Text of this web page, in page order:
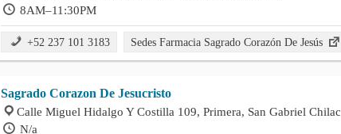
8AM–11:30PM
+52 237 101 3183 Sedes Farmacia Sagrado Corazón De Jesús
Sagrado Corazon De Jesucristo
Calle Miguel Hidalgo Y Costilla 109, Primera, San Gabriel Chilac
N/a